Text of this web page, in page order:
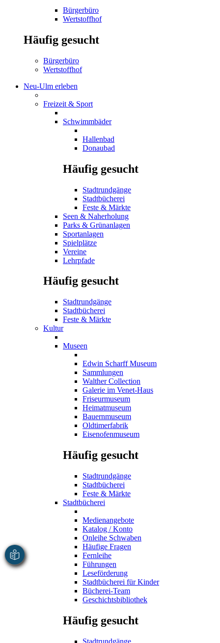
Bürgerbüro
Wertstoffhof
Häufig gesucht
Bürgerbüro
Wertstoffhof
Neu-Ulm erleben
Freizeit & Sport
Schwimmbäder
Hallenbad
Donaubad
Häufig gesucht
Stadtrundgänge
Stadtbücherei
Feste & Märkte
Seen & Naherholung
Parks & Grünanlagen
Sportanlagen
Spielplätze
Vereine
Lehrpfade
Häufig gesucht
Stadtrundgänge
Stadtbücherei
Feste & Märkte
Kultur
Museen
Edwin Scharff Museum
Sammlungen
Walther Collection
Galerie im Venet-Haus
Friseurmuseum
Heimatmuseum
Bauernmuseum
Oldtimerfabrik
Eisenofenmuseum
Häufig gesucht
Stadtrundgänge
Stadtbücherei
Feste & Märkte
Stadtbücherei
Medienangebote
Katalog / Konto
Onleihe Schwaben
Häufige Fragen
Fernleihe
Führungen
Leseförderung
Stadtbücherei für Kinder
Bücherei-Team
Geschichtsbibliothek
Häufig gesucht
Stadtrundgänge